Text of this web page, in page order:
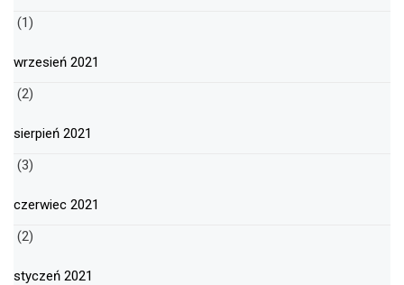
(1)
wrzesień 2021
(2)
sierpień 2021
(3)
czerwiec 2021
(2)
styczeń 2021